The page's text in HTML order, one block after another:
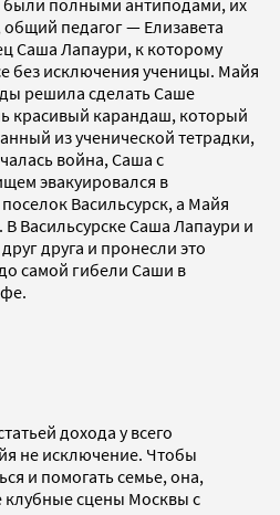
были полными антиподами, их
педагог — Елизавета
Саша Лапаури, к которому
без исключения ученицы. Майя
решила сделать Саше
красивый карандаш, который
из ученической тетрадки,
война, Саша с
эвакуировался в
Васильсурск, а Майя
В Васильсурске Саша Лапаури и
друга и пронесли это
самой гибели Саши в
дохода у всего
не исключение. Чтобы
и помогать семье, она,
клубные сцены Москвы с